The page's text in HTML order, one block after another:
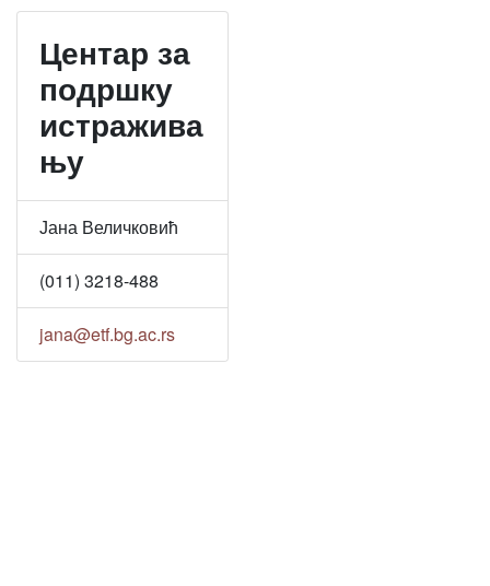
Центар за
подршку
истражива
њу
Јана Величковић
(011) 3218-488
jana@etf.bg.ac.rs